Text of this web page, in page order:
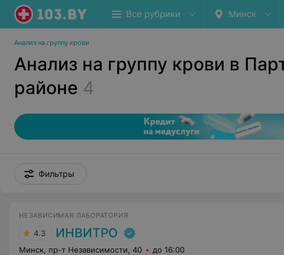
Все рубрики Минск
Анализ на группу крови
Анализ на группу крови в
районе 4
Фильтры
НЕЗАВИСИМАЯ ЛАБОРАТОРИЯ
4.3 ИНВИТРО
Минск, пр-т Независимости, 40 до 16:00